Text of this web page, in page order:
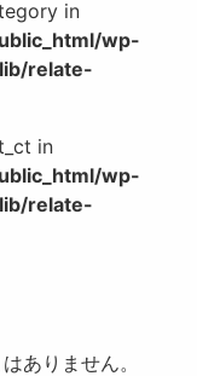
in
wp-
relate-
in
wp-
relate-
ありません。